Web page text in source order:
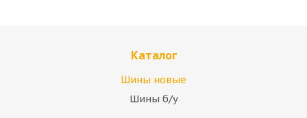
Каталог
Шины новые
Шины б/у